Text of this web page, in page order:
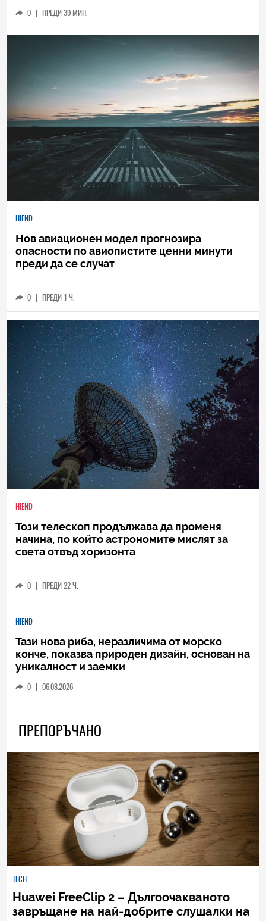
0 | ПРЕДИ 39 МИН.
HIEND
Нов авиационен модел прогнозира
опасности по авиопистите ценни минути
преди да се случат
0 | ПРЕДИ 1 Ч.
HIEND
Този телескоп продължава да променя
начина, по който астрономите мислят за
света отвъд хоризонта
0 | ПРЕДИ 22 Ч.
HIEND
Тази нова риба, неразличима от морско
конче, показва природен дизайн, основан на
уникалност и заемки
0 06.08.2026
ПРЕПОРЪЧАНО
TECH
Huawei FreeClip 2 – Дългоочакваното
завръщане на най-добрите слушалки на